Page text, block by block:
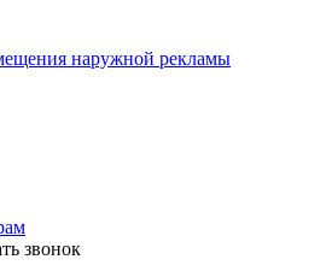
наружной рекламы
звонок